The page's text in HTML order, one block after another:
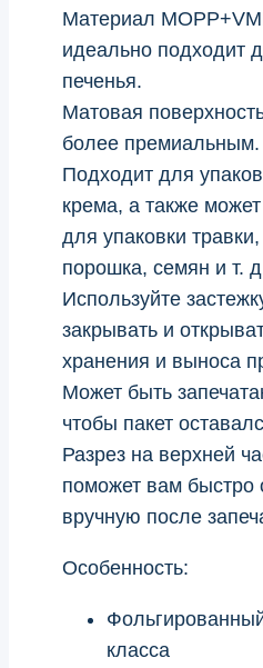
Материал
идеально подходит
печенья.
Матовая
более премиальным.
Подходит для
крема, а также
для упаковки травки,
порошка, семян и т.
Используйте
закрывать и
хранения и выноса
Может быть
чтобы пакет
Разрез на верхней
поможет вам быстро
вручную после
Особенность:
класса